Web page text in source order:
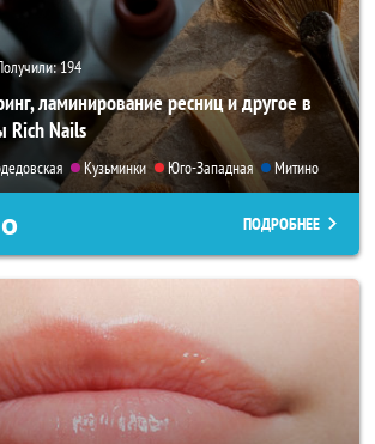
194
ламинирование ресниц и другое в
Rich Nails
Кузьминки Юго-Западная Митино
ПОДРОБНЕЕ